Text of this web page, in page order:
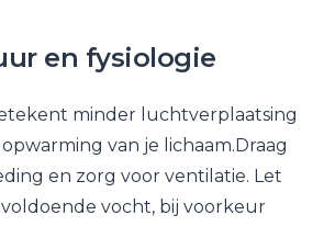
en fysiologie
minder luchtverplaatsing
van je lichaam.Draag
en zorg voor ventilatie. Let
vocht, bij voorkeur